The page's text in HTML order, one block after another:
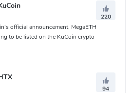
220
official announcement, MegaETH
to be listed on the KuCoin crypto
94